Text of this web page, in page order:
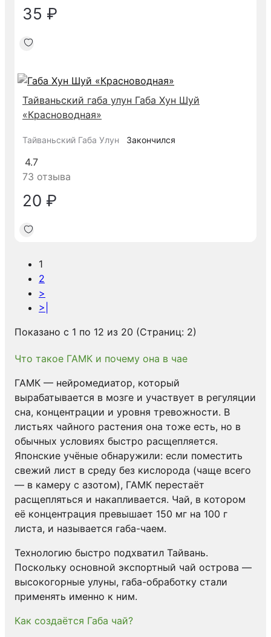
35 ₽
Тайваньский габа улун Габа Хун Шуй
«Красноводная»
Тайваньский Габа Улун Закончился
4.7
73 отзыва
20 ₽
1
2
>
>|
Показано с 1 по 12 из 20 (Страниц: 2)
Что такое ГАМК и почему она в чае
ГАМК — нейромедиатор, который
вырабатывается в мозге и участвует в регуляции
сна, концентрации и уровня тревожности. В
листьях чайного растения она тоже есть, но в
обычных условиях быстро расщепляется.
Японские учёные обнаружили: если поместить
свежий лист в среду без кислорода (чаще всего
— в камеру с азотом), ГАМК перестаёт
расщепляться и накапливается. Чай, в котором
её концентрация превышает 150 мг на 100 г
листа, и называется габа-чаем.
Технологию быстро подхватил Тайвань.
Поскольку основной экспортный чай острова —
высокогорные улуны, габа-обработку стали
применять именно к ним.
Как создаётся Габа чай?